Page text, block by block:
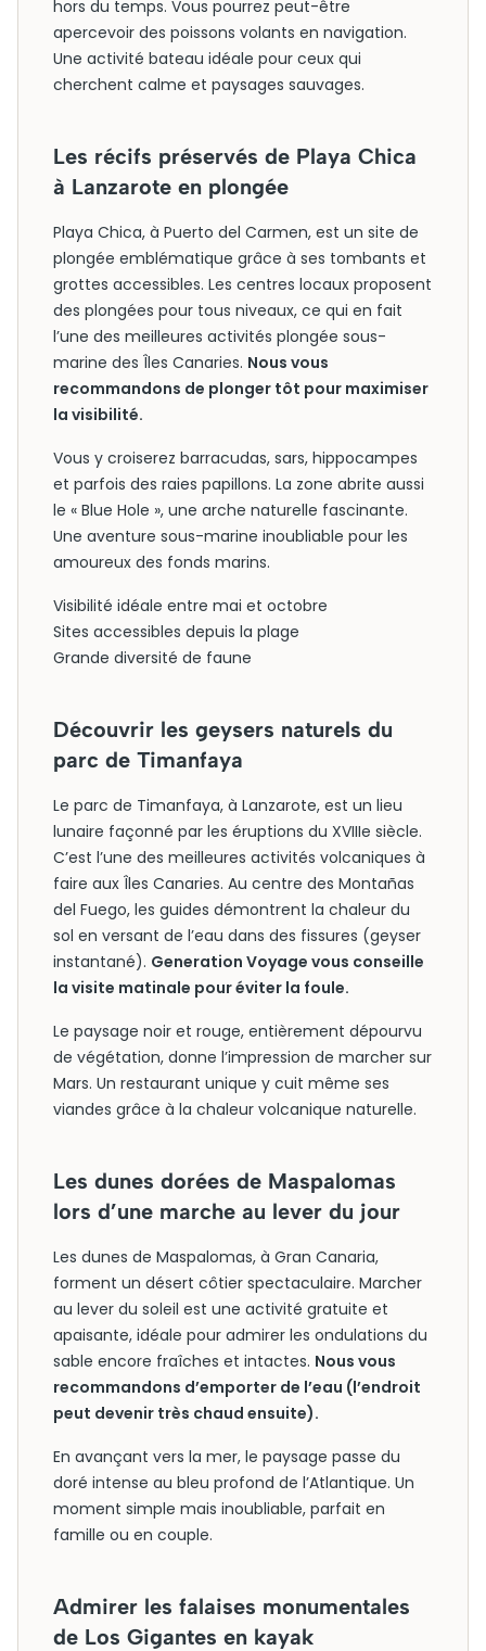
hors du temps. Vous pourrez peut-être
apercevoir des poissons volants en navigation.
Une activité bateau idéale pour ceux qui
cherchent calme et paysages sauvages.
Les récifs préservés de Playa Chica
à Lanzarote en plongée
Playa Chica, à Puerto del Carmen, est un site de
plongée emblématique grâce à ses tombants et
grottes accessibles. Les centres locaux proposent
des plongées pour tous niveaux, ce qui en fait
l’une des meilleures activités plongée sous-
marine des Îles Canaries. Nous vous
recommandons de plonger tôt pour maximiser
la visibilité.
Vous y croiserez barracudas, sars, hippocampes
et parfois des raies papillons. La zone abrite aussi
le « Blue Hole », une arche naturelle fascinante.
Une aventure sous-marine inoubliable pour les
amoureux des fonds marins.
Visibilité idéale entre mai et octobre
Sites accessibles depuis la plage
Grande diversité de faune
Découvrir les geysers naturels du
parc de Timanfaya
Le parc de Timanfaya, à Lanzarote, est un lieu
lunaire façonné par les éruptions du XVIIIe siècle.
C’est l’une des meilleures activités volcaniques à
faire aux Îles Canaries. Au centre des Montañas
del Fuego, les guides démontrent la chaleur du
sol en versant de l’eau dans des fissures (geyser
instantané). Generation Voyage vous conseille
la visite matinale pour éviter la foule.
Le paysage noir et rouge, entièrement dépourvu
de végétation, donne l’impression de marcher sur
Mars. Un restaurant unique y cuit même ses
viandes grâce à la chaleur volcanique naturelle.
Les dunes dorées de Maspalomas
lors d’une marche au lever du jour
Les dunes de Maspalomas, à Gran Canaria,
forment un désert côtier spectaculaire. Marcher
au lever du soleil est une activité gratuite et
apaisante, idéale pour admirer les ondulations du
sable encore fraîches et intactes. Nous vous
recommandons d’emporter de l’eau (l’endroit
peut devenir très chaud ensuite).
En avançant vers la mer, le paysage passe du
doré intense au bleu profond de l’Atlantique. Un
moment simple mais inoubliable, parfait en
famille ou en couple.
Admirer les falaises monumentales
de Los Gigantes en kayak